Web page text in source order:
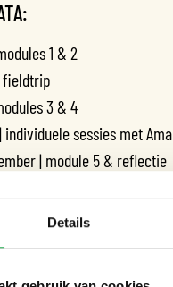
Details
1 & 2
fieldtrip
3 & 4
individuele sessies met Ama
| module 5 & reflectie